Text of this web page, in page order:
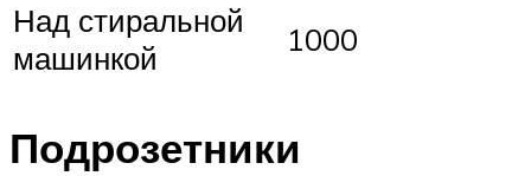
Над стиральной
машинкой
1000
Подрозетники